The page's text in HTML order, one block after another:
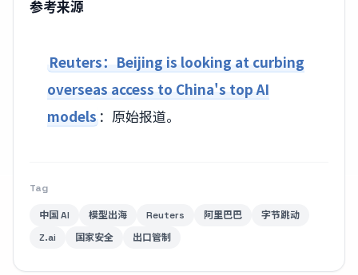
参考来源
Reuters：Beijing is looking at curbing
overseas access to China's top AI
models ：原始报道。
Tag
中国 AI 模型出海 Reuters 阿里巴巴
字节跳动
Z.ai
国家安全 出口管制